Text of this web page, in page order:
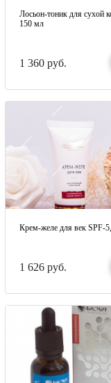
Лосьон-тоник для сухой
150 мл
1 360 руб.
Крем-желе для век SPF-
1 626 руб.